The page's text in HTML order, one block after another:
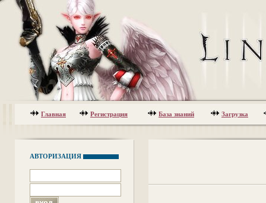
Главная Регистрация База знаний Загрузка
АВТОРИЗАЦИЯ